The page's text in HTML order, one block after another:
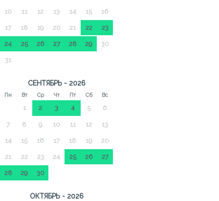
10 11 12 13 14 15 16
17 18 19 20 21 22 23
24 25 26 27 28 29 30
31
СЕНТЯБРЬ - 2026
Пн Вт Ср Чт Пт Сб Вс
1 2 3 4 5 6
7 8 9 10 11 12 13
14 15 16 17 18 19 20
21 22 23 24 25 26 27
28 29 30
ОКТЯБРЬ - 2026